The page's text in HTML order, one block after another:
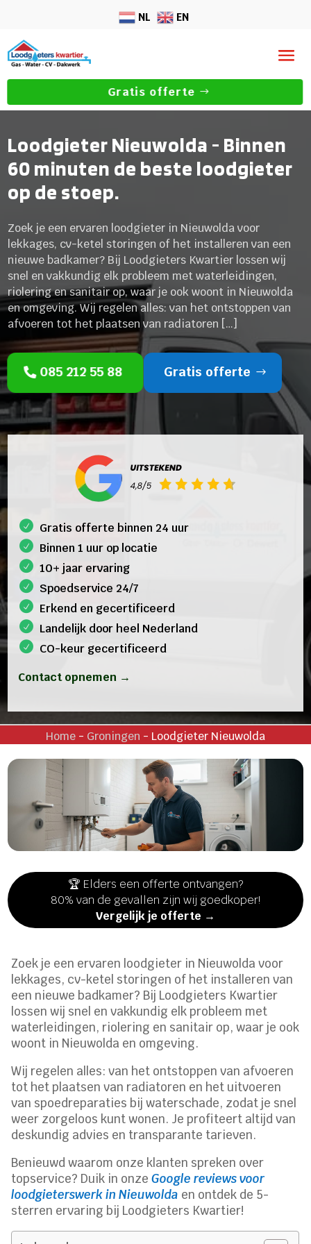
NL EN
Gratis offerte
Loodgieter Nieuwolda - Binnen
60 minuten de beste loodgieter
op de stoep.
Zoek je een ervaren loodgieter in Nieuwolda voor
lekkages, cv-ketel storingen of het installeren van een
nieuwe badkamer? Bij Loodgieters Kwartier lossen wij
snel en vakkundig elk probleem met waterleidingen,
riolering en sanitair op, waar je ook woont in Nieuwolda
en omgeving. Wij regelen alles: van het ontstoppen van
afvoeren tot het plaatsen van radiatoren […]
085 212 55 88 Gratis offerte
Gratis offerte binnen 24 uur
Binnen 1 uur op locatie
10+ jaar ervaring
Spoedservice 24/7
Erkend en gecertificeerd
Landelijk door heel Nederland
CO-keur gecertificeerd
Contact opnemen →
Home- Groningen - Loodgieter Nieuwolda
🏆 Elders een offerte ontvangen?
80% van de gevallen zijn wij goedkoper!
Vergelijk je offerte →
Zoek je een ervaren loodgieter in Nieuwolda voor
lekkages, cv-ketel storingen of het installeren van
een nieuwe badkamer? Bij Loodgieters Kwartier
lossen wij snel en vakkundig elk probleem met
waterleidingen, riolering en sanitair op, waar je ook
woont in Nieuwolda en omgeving.
Wij regelen alles: van het ontstoppen van afvoeren
tot het plaatsen van radiatoren en het uitvoeren
van spoedreparaties bij waterschade, zodat je snel
weer zorgeloos kunt wonen. Je profiteert altijd van
deskundig advies en transparante tarieven.
Benieuwd waarom onze klanten spreken over
topservice? Duik in onzeGoogle reviews voor
loodgieterswerk in Nieuwolda en ontdek de 5-
sterren ervaring bij Loodgieters Kwartier!